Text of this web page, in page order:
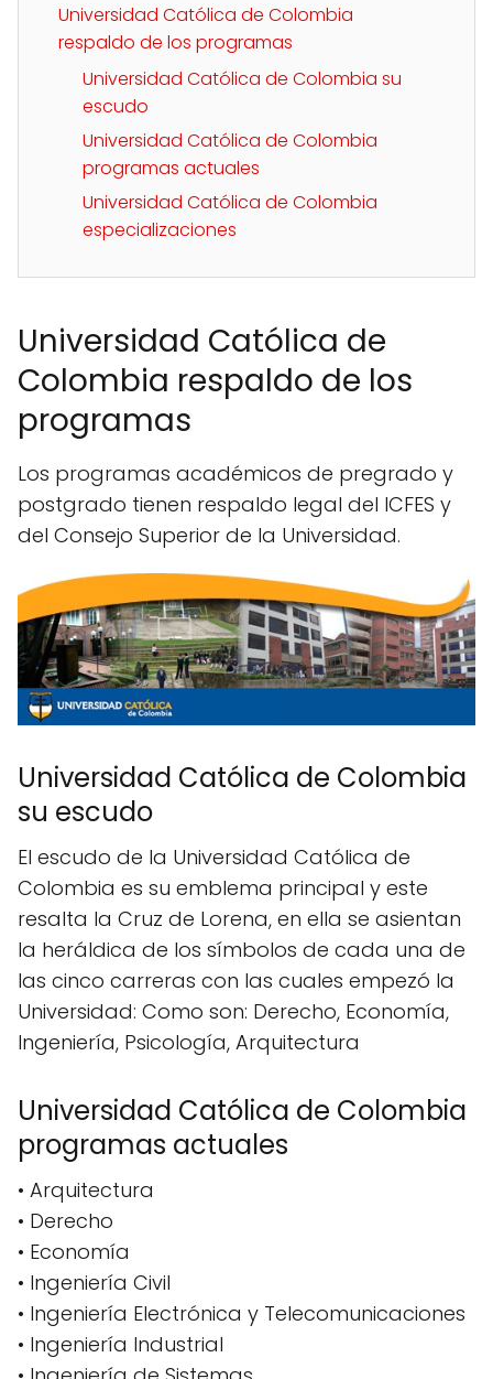
Universidad Católica de Colombia
respaldo de los programas
Universidad Católica de Colombia su
escudo
Universidad Católica de Colombia
programas actuales
Universidad Católica de Colombia
especializaciones
Universidad Católica de
Colombia respaldo de los
programas
Los programas académicos de pregrado y
postgrado tienen respaldo legal del ICFES y
del Consejo Superior de la Universidad.
Universidad Católica de Colombia
su escudo
El escudo de la Universidad Católica de
Colombia es su emblema principal y este
resalta la Cruz de Lorena, en ella se asientan
la heráldica de los símbolos de cada una de
las cinco carreras con las cuales empezó la
Universidad: Como son: Derecho, Economía,
Ingeniería, Psicología, Arquitectura
Universidad Católica de Colombia
programas actuales
• Arquitectura
• Derecho
• Economía
• Ingeniería Civil
• Ingeniería Electrónica y Telecomunicaciones
• Ingeniería Industrial